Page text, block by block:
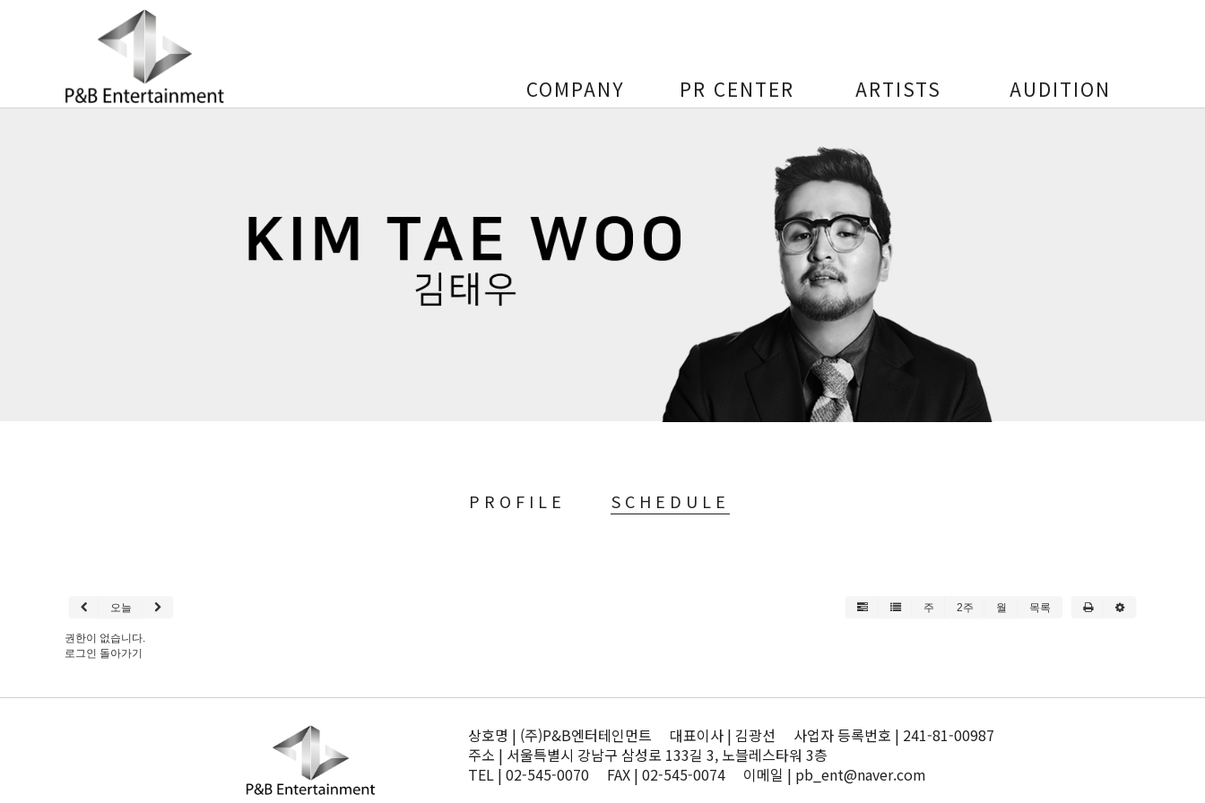
COMPANY PR CENTER ARTISTS AUDITION
PROFILE SCHEDULE
오늘 주 2주 월 목록
권한이 없습니다.
로그인 돌아가기
상호명 | (주)P&B엔터테인먼트 대표이사 | 김광선 사업자 등록번호 | 241-81-00987
주소 | 서울특별시 강남구 삼성로 133길 3, 노블레스타워 3층
TEL | 02-545-0070 FAX | 02-545-0074 이메일 | pb_ent@naver.com